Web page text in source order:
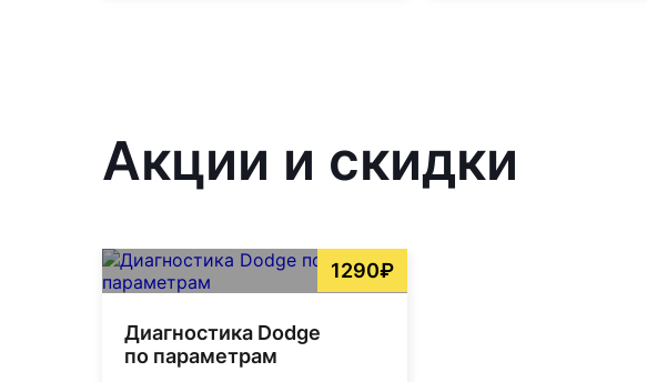
Акции и скидки
1290₽
Диагностика Dodge
по параметрам